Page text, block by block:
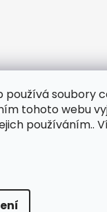
používá soubory
tohoto webu
používáním..